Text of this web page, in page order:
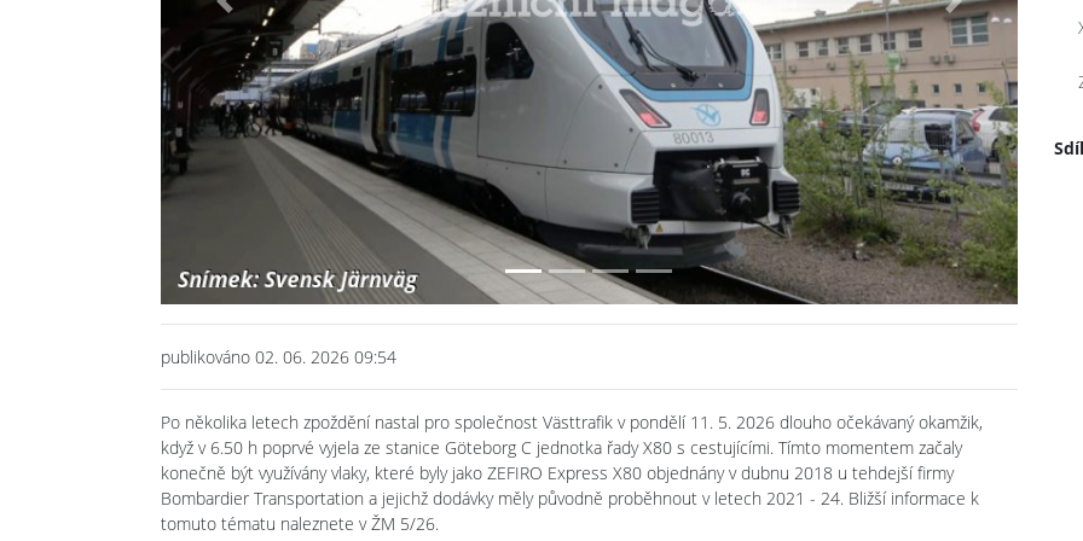
Previous Next
publikováno 02. 06. 2026 09:54
Po několika letech zpoždění nastal pro společnost Västtrafik v pondělí 11. 5. 2026 dlouho očekávaný okamžik,
když v 6.50 h poprvé vyjela ze stanice Göteborg C jednotka řady X80 s cestujícími. Tímto momentem začaly
konečně být využívány vlaky, které byly jako ZEFIRO Express X80 objednány v dubnu 2018 u tehdejší firmy
Bombardier Transportation a jejichž dodávky měly původně proběhnout v letech 2021 - 24. Bližší informace k
tomuto tématu naleznete v ŽM 5/26.